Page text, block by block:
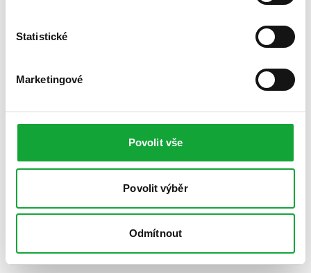
Statistické
Marketingové
Povolit vše
Povolit výběr
Odmítnout